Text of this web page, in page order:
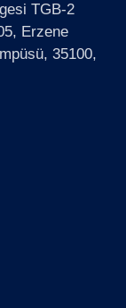
TGB-2
Erzene
35100,